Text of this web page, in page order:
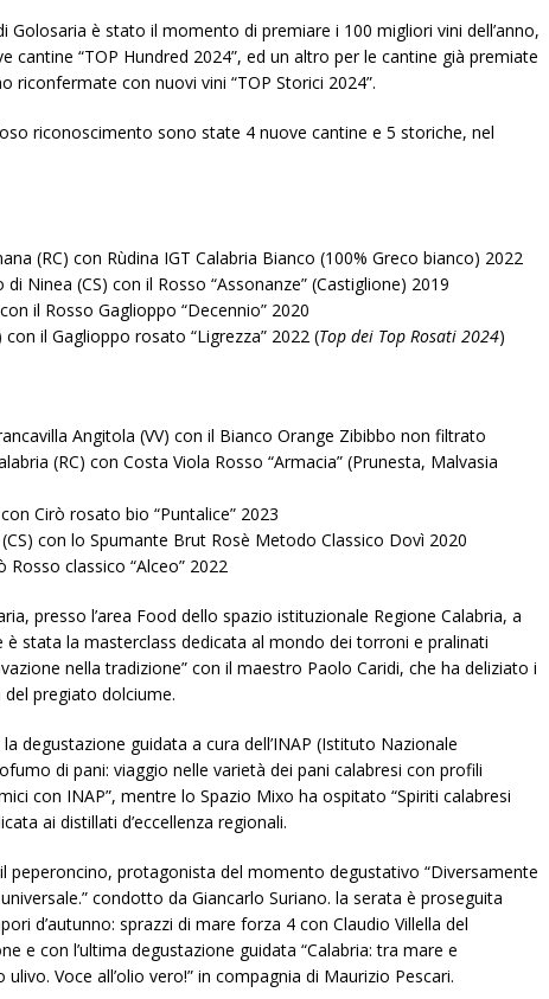
Golosaria è stato il momento di premiare i 100 migliori vini dell’anno,
cantine “TOP Hundred 2024”, ed un altro per le cantine già premiate
riconfermate con nuovi vini “TOP Storici 2024”.
riconoscimento sono state 4 nuove cantine e 5 storiche, nel
(RC) con Rùdina IGT Calabria Bianco (100% Greco bianco) 2022
Ninea (CS) con il Rosso “Assonanze” (Castiglione) 2019
il Rosso Gaglioppo “Decennio” 2020
il Gaglioppo rosato “Ligrezza” 2022 (Top dei Top Rosati 2024)
Angitola (VV) con il Bianco Orange Zibibbo non filtrato
(RC) con Costa Viola Rosso “Armacia” (Prunesta, Malvasia
Cirò rosato bio “Puntalice” 2023
con lo Spumante Brut Rosè Metodo Classico Dovì 2020
Rosso classico “Alceo” 2022
presso l’area Food dello spazio istituzionale Regione Calabria, a
è stata la masterclass dedicata al mondo dei torroni e pralinati
nella tradizione” con il maestro Paolo Caridi, che ha deliziato i
pregiato dolciume.
degustazione guidata a cura dell’INAP (Istituto Nazionale
di pani: viaggio nelle varietà dei pani calabresi con profili
con INAP”, mentre lo Spazio Mixo ha ospitato “Spiriti calabresi
ai distillati d’eccellenza regionali.
peperoncino, protagonista del momento degustativo “Diversamente
condotto da Giancarlo Suriano. la serata è proseguita
d’autunno: sprazzi di mare forza 4 con Claudio Villella del
e con l’ultima degustazione guidata “Calabria: tra mare e
Voce all’olio vero!” in compagnia di Maurizio Pescari.